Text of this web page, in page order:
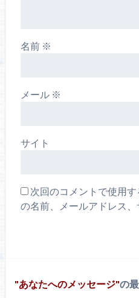
名前 ※
メール ※
サイト
次回のコメントで使用
の名前、メールアドレス、
あなたへのメッセージ の